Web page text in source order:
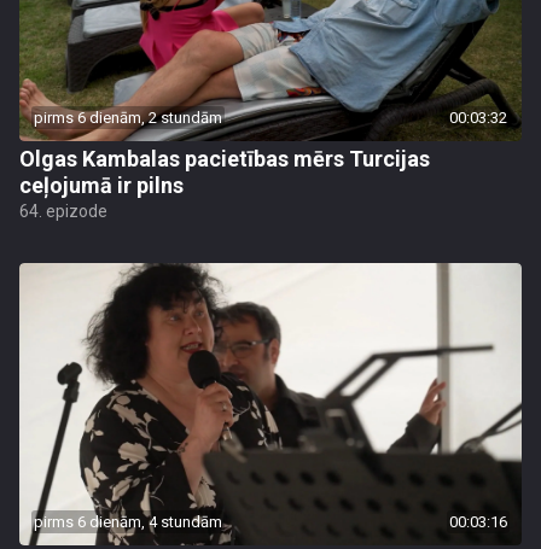
pirms 6 dienām, 2 stundām 00:03:32
Olgas Kambalas pacietības mērs Turcijas
ceļojumā ir pilns
64. epizode
pirms 6 dienām, 4 stundām 00:03:16